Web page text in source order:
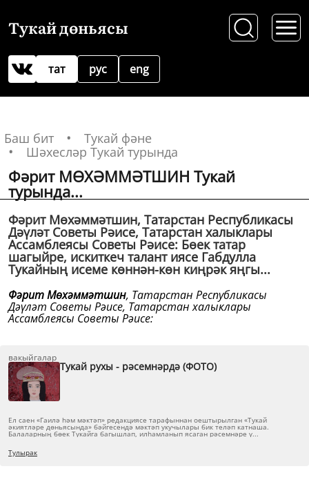
Тукай дөньясы
рус
тат eng
Баш бит
Тукай фәне
Шәхесләр Тукай турында
Фәрит МӨХӘММӘТШИН Тукай
турында...
Фәрит Мөхәммәтшин, Татарстан Республикасы
Дәүләт Советы Рәисе, Татарстан халыклары
Ассамблеясы Советы Рәисе: Бөек татар
шагыйре, искиткеч талант иясе Габдулла
Тукайның исеме көннән-көн киңрәк яңгы...
Фәрит Мөхәммәтшин, Татарстан Республикасы
Дәүләт Советы Рәисе, Татарстан халыклары
Ассамблеясы Советы Рәисе:
вакыйгалар
Тукай рухы - рәсемнәрдә (ФОТО)
Ел саен «Гаилә һәм мәктәп» редакциясе тарафыннан оештырылган «Тукай
әкиятләре дөньясында» бәйгесендә мәктәп укучылары бик теләп катнаша.
Балаларның бөек Тукайга багышлап, илһамланып ясаган рәсемнәре ү...
Тулырак